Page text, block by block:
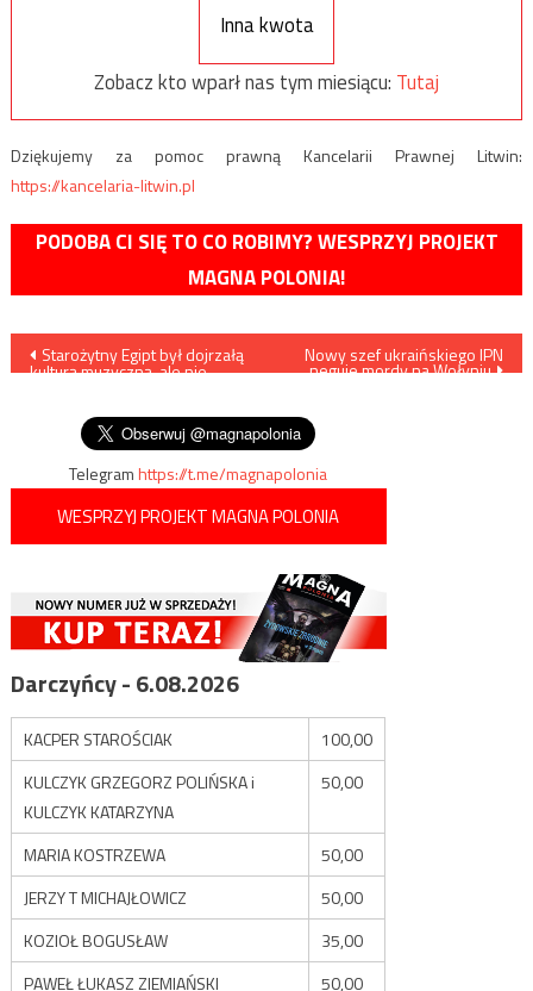
Inna kwota
Zobacz kto wparł nas tym miesiącu: Tutaj
Dziękujemy za pomoc prawną Kancelarii Prawnej Litwin:
https://kancelaria-litwin.pl
PODOBA CI SIĘ TO CO ROBIMY? WESPRZYJ PROJEKT
MAGNA POLONIA!
Nawigacja
wpisu
Starożytny Egipt był dojrzałą
kulturą muzyczną, ale nie
Nowy szef ukraińskiego IPN
neguje mordy na Wołyniu
Telegramhttps://t.me/magnapolonia
WESPRZYJ PROJEKT MAGNA POLONIA
Darczyńcy - 6.08.2026
KACPER STAROŚCIAK
100,00
KULCZYK GRZEGORZ POLIŃSKA i
KULCZYK KATARZYNA
50,00
MARIA KOSTRZEWA
50,00
JERZY T MICHAJŁOWICZ
50,00
KOZIOŁ BOGUSŁAW
35,00
PAWEŁ ŁUKASZ ZIEMIAŃSKI
50,00